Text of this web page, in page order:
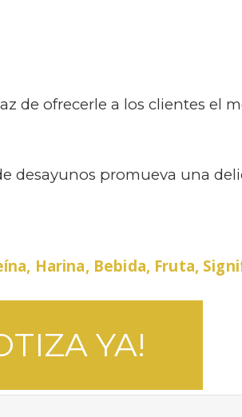
de ofrecerle a los clientes el
desayunos promueva una
Harina, Bebida, Fruta,
YA!